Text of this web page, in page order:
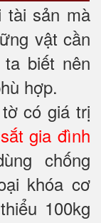
tài sản mà
vật cần
biết nên
hợp.
có giá trị
gia đình
chống
khóa cơ
100kg